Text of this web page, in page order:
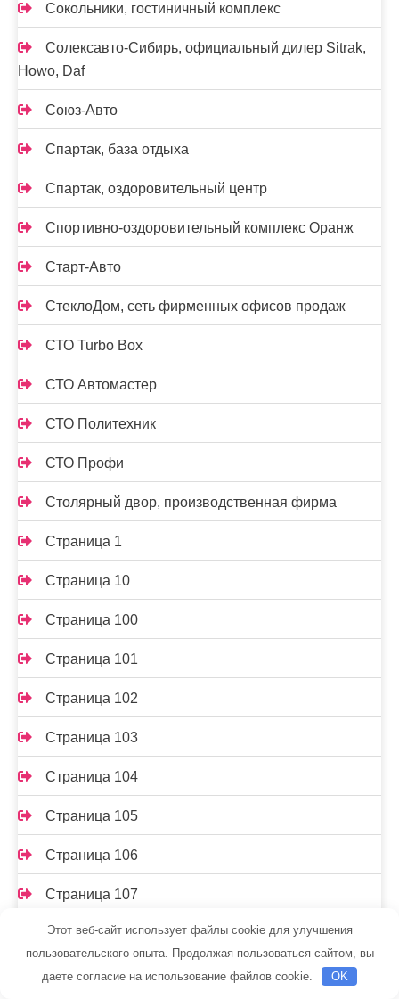
Сокольники, гостиничный комплекс
Солексавто-Сибирь, официальный дилер Sitrak,
Howo, Daf
Союз-Авто
Спартак, база отдыха
Спартак, оздоровительный центр
Спортивно-оздоровительный комплекс Оранж
Старт-Авто
СтеклоДом, сеть фирменных офисов продаж
СТО Turbo Box
СТО Автомастер
СТО Политехник
СТО Профи
Столярный двор, производственная фирма
Страница 1
Страница 10
Страница 100
Страница 101
Страница 102
Страница 103
Страница 104
Страница 105
Страница 106
Страница 107
Страница 108
Страница 109
Этот веб-сайт использует файлы cookie для улучшения
пользовательского опыта. Продолжая пользоваться сайтом, вы
даете согласие на использование файлов cookie.
OK